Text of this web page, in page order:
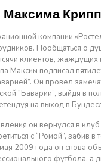
компании
Пообщаться о
клиентов,
Максим подписал
Он провел
“Баварии”, выйдя в
на выход в
он вернулся в
с “Ромой”, забив в
2009 года он снова
футбола, а